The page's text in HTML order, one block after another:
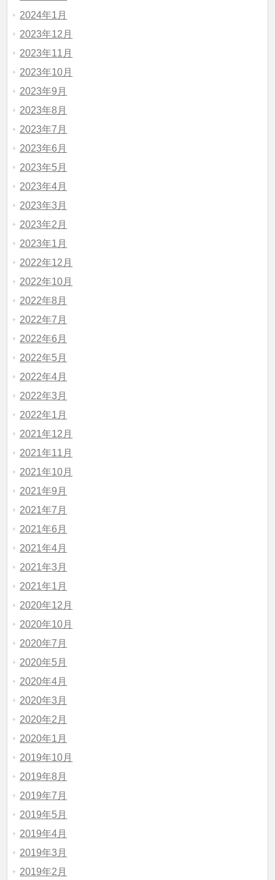
2024年1月
2023年12月
2023年11月
2023年10月
2023年9月
2023年8月
2023年7月
2023年6月
2023年5月
2023年4月
2023年3月
2023年2月
2023年1月
2022年12月
2022年10月
2022年8月
2022年7月
2022年6月
2022年5月
2022年4月
2022年3月
2022年1月
2021年12月
2021年11月
2021年10月
2021年9月
2021年7月
2021年6月
2021年4月
2021年3月
2021年1月
2020年12月
2020年10月
2020年7月
2020年5月
2020年4月
2020年3月
2020年2月
2020年1月
2019年10月
2019年8月
2019年7月
2019年5月
2019年4月
2019年3月
2019年2月